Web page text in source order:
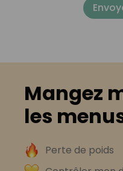
Mangez
les
Perte de poids